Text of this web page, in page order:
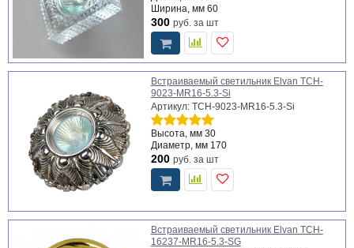
Ширина, мм 60
300 руб. за шт
Встраиваемый светильник Elvan TCH-
9023-MR16-5.3-Si
Артикул: TCH-9023-MR16-5.3-Si
Высота, мм 30
Диаметр, мм 170
200 руб. за шт
Встраиваемый светильник Elvan TCH-
16237-MR16-5.3-SG